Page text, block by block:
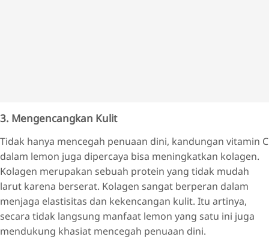
3. Mengencangkan Kulit
Tidak hanya mencegah penuaan dini, kandungan vitamin C
dalam lemon juga dipercaya bisa meningkatkan kolagen.
Kolagen merupakan sebuah protein yang tidak mudah
larut karena berserat. Kolagen sangat berperan dalam
menjaga elastisitas dan kekencangan kulit. Itu artinya,
secara tidak langsung manfaat lemon yang satu ini juga
mendukung khasiat mencegah penuaan dini.